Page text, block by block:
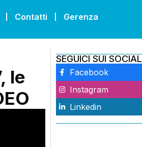
Contatti Gerenza
le
SEGUICI SUI SOCIAL
Facebook
Instagram
Linkedin